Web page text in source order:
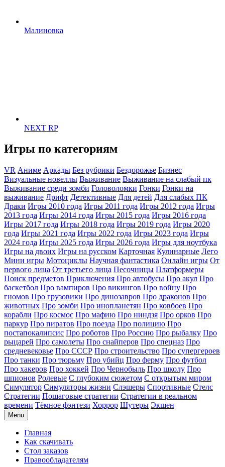
Малиновка
NEXT RP
Игры по категориям
VR Аниме Аркады Без рубрики Бездорожье Бизнес
Визуальные новеллы Выживание Выживание на слабый пк
Выживание среди зомби Головоломки Гонки Гонки на
выживание Дрифт Детективные Для детей Для слабых ПК
Драки Игры 2010 года Игры 2011 года Игры 2012 года Игры
2013 года Игры 2014 года Игры 2015 года Игры 2016 года
Игры 2017 года Игры 2018 года Игры 2019 года Игры 2020
года Игры 2021 года Игры 2022 года Игры 2023 года Игры
2024 года Игры 2025 года Игры 2026 года Игры для ноутбука
Игры на двоих Игры на русском Карточная Кулинарные Лего
Мини игры Мотоциклы Научная фантастика Онлайн игры От
первого лица От третьего лица Песочницы Платформеры
Поиск предметов Приключения Про автобусы Про акул Про
баскетбол Про вампиров Про викингов Про войну Про
гномов Про грузовики Про динозавров Про драконов Про
животных Про зомби Про инопланетян Про ковбоев Про
корабли Про космос Про мафию Про ниндзя Про орков Про
паркур Про пиратов Про поезда Про полицию Про
постапокалипсис Про роботов Про Россию Про рыбалку Про
рыцарей Про самолеты Про снайперов Про спецназ Про
средневековье Про СССР Про строительство Про супергероев
Про танки Про тюрьму Про убийц Про ферму Про футбол
Про хакеров Про хоккей Про Чернобыль Про школу Про
шпионов Ролевые С глубоким сюжетом С открытым миром
Симулятор Симуляторы жизни Слэшеры Спортивные Стелс
Стратегии Пошаговые стратегии Стратегии в реальном
времени Тёмное фэнтези Хоррор Шутеры Экшен
Menu
Главная
Как скачивать
Стол заказов
Правообладателям